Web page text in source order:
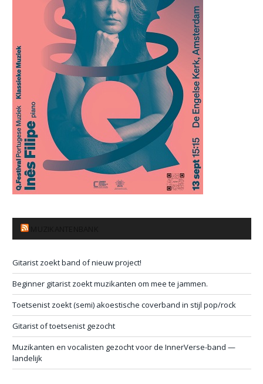
Gitarist zoekt band of nieuw project!
Beginner gitarist zoekt muzikanten om mee te jammen.
Toetsenist zoekt (semi) akoestische coverband in stijl pop/rock
Gitarist of toetsenist gezocht
Muzikanten en vocalisten gezocht voor de InnerVerse-band —
landelijk